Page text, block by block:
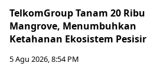
TelkomGroup Tanam 20 Ribu
Mangrove, Menumbuhkan
Ketahanan Ekosistem Pesisir
5 Agu 2026, 8:54 PM